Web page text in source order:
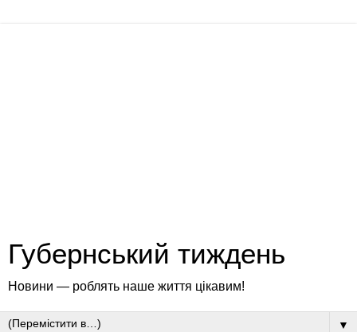
Губернський тиждень
Новини — роблять наше життя цікавим!
▼